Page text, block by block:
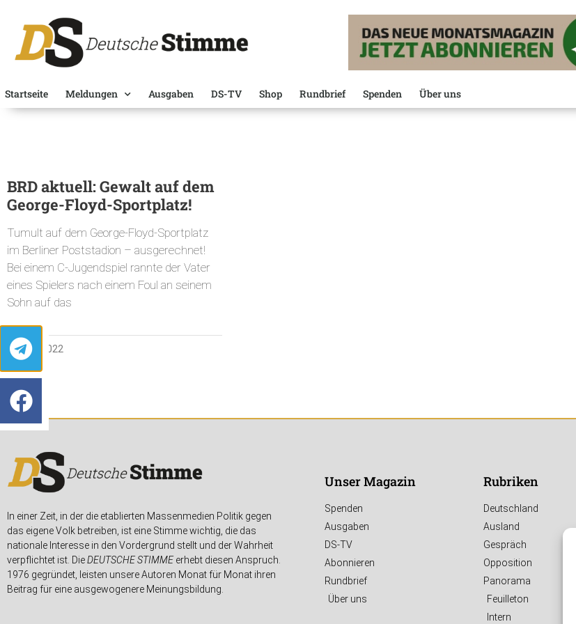
Startseite Meldungen Ausgaben DS-TV Shop Rundbrief Spenden Über uns
BRD aktuell: Gewalt auf dem
George-Floyd-Sportplatz!
Tumult auf dem George-Floyd-Sportplatz
im Berliner Poststadion – ausgerechnet!
Bei einem C-Jugendspiel rannte der Vater
eines Spielers nach einem Foul an seinem
Sohn auf das
31. MAI 2022
In einer Zeit, in der die etablierten Massenmedien Politik gegen
das eigene Volk betreiben, ist eine Stimme wichtig, die das
nationale Interesse in den Vordergrund stellt und der Wahrheit
verpflichtet ist. DieDEUTSCHE STIMMEerhebt diesen Anspruch.
1976 gegründet, leisten unsere Autoren Monat für Monat ihren
Beitrag für eine ausgewogenere Meinungsbildung.
Unser Magazin
Spenden
Ausgaben
DS-TV
Abonnieren
Rundbrief
Über uns
Rubriken
Deutschland
Ausland
Gespräch
Opposition
Panorama
Feuilleton
Intern